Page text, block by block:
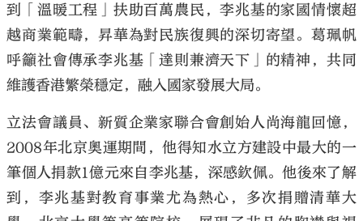
到「溫暖工程」扶助百萬農民，李兆基的家國情懷超
越商業範疇，昇華為對民族復興的深切寄望。葛珮帆
呼籲社會傳承李兆基「達則兼濟天下」的精神，共同
維護香港繁榮穩定，融入國家發展大局。
立法會議員、新質企業家聯合會創始人尚海龍回憶，
2008年北京奧運期間，他得知水立方建設中最大的一
筆個人捐款1億元來自李兆基，深感欽佩。他後來了解
到，李兆基對教育事業尤為熱心，多次捐贈清華大